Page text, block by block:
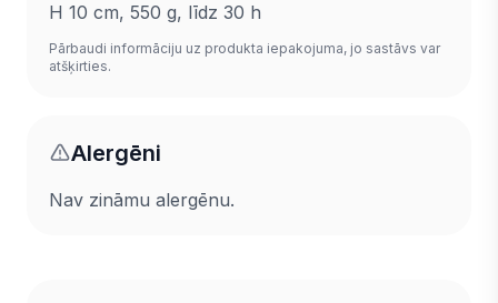
H 10 cm, 550 g, līdz 30 h
Pārbaudi informāciju uz produkta iepakojuma, jo sastāvs var
atšķirties.
Alergēni
Nav zināmu alergēnu.